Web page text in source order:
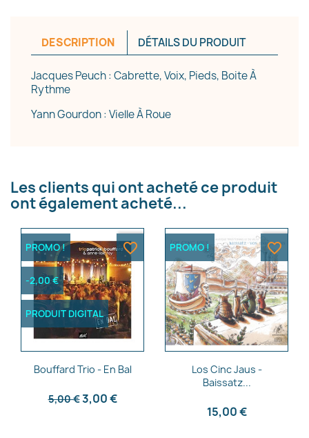
DESCRIPTION DÉTAILS DU PRODUIT
Jacques Peuch : Cabrette, Voix, Pieds, Boite À
Rythme
Yann Gourdon : Vielle À Roue
Les clients qui ont acheté ce produit
ont également acheté...
Aperçu rapide
Bouffard Trio - En Bal
5,00 €3,00 €
PROMO !
-2,00 €
PRODUIT DIGITAL
favorite_border
Aperçu rapide
Los Cinc Jaus -
Baissatz...
15,00 €
PROMO ! favorite_border
Créer une liste d'envies ×
Nom de la liste d'envies
Annuler Créer une liste d'envies